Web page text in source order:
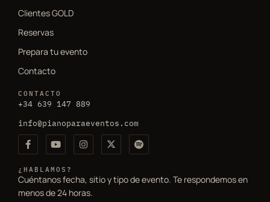
Clientes GOLD
Reservas
Prepara tu evento
Contacto
CONTACTO
+34 639 147 889
info@pianoparaeventos.com
¿HABLAMOS?
Cuéntanos fecha, sitio y tipo de evento. Te respondemos en
menos de 24 horas.